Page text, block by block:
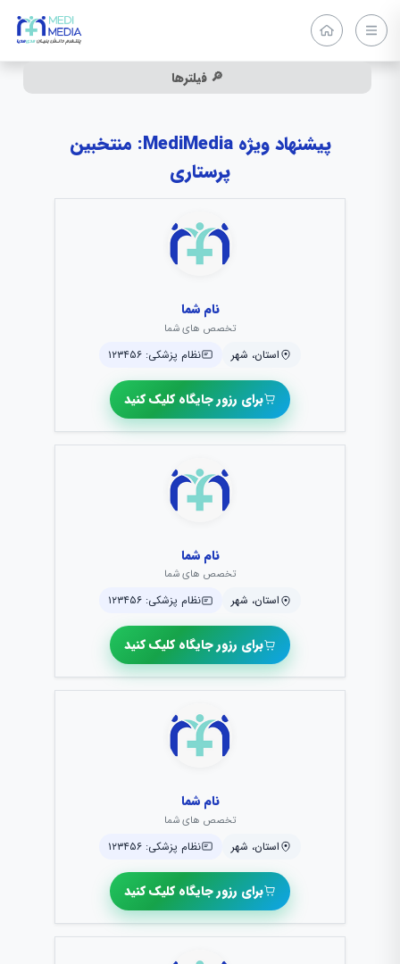
🔎 فیلترها
پیشنهاد ویژه MediMedia: منتخبین
پرستاری
نام شما
تخصص های شما
استان، شهر نظام پزشکی: ۱۲۳۴۵۶
برای رزور جایگاه کلیک کنید
نام شما
تخصص های شما
استان، شهر نظام پزشکی: ۱۲۳۴۵۶
برای رزور جایگاه کلیک کنید
نام شما
تخصص های شما
استان، شهر نظام پزشکی: ۱۲۳۴۵۶
برای رزور جایگاه کلیک کنید